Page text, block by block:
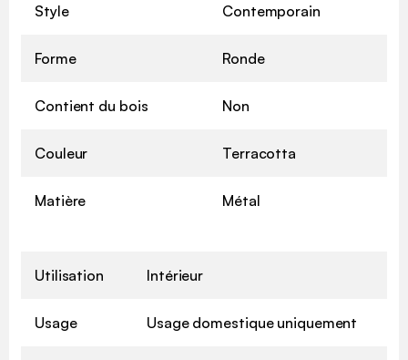
Style Contemporain
Forme Ronde
Contient du bois Non
Couleur Terracotta
Matière Métal
Utilisation Intérieur
Usage Usage domestique uniquement